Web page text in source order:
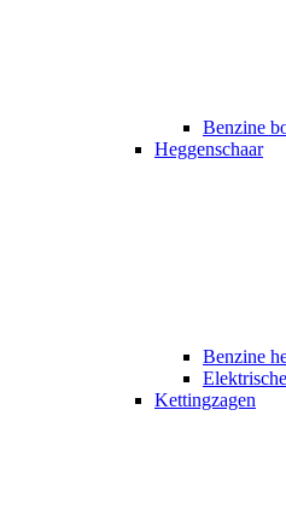
Benzine
Heggenschaar
Benzine
Kettingzagen